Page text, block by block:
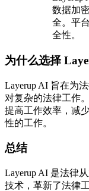
数据加
全。平
全性。
为什么选择
Layerup AI 旨在为
对复杂的法律工作
提高工作效率，减
性的工作。
总结
Layerup AI 是法律
技术，革新了法律